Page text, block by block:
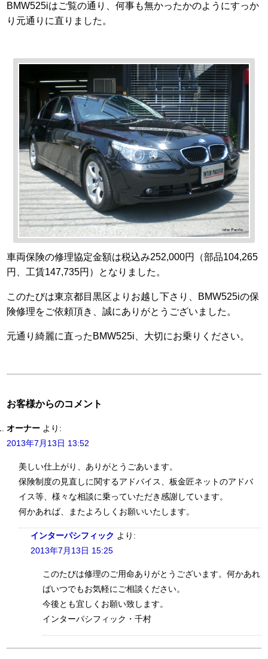
BMW525iはご覧の通り、何事も無かったかのようにすっか
り元通りに直りました。
車両保険の修理協定金額は税込み252,000円（部品104,265
円、工賃147,735円）となりました。
このたびは東京都目黒区よりお越し下さり、BMW525iの保
険修理をご依頼頂き、誠にありがとうございました。
元通り綺麗に直ったBMW525i、大切にお乗りください。
お客様からのコメント
オーナー より:
2013年7月13日 13:52
美しい仕上がり、ありがとうごあいます。
保険制度の見直しに関するアドバイス、板金匠ネットのアドバ
イス等、様々な相談に乗っていただき感謝しています。
何かあれば、またよろしくお願いいたします。
インターパシフィック より:
2013年7月13日 15:25
このたびは修理のご用命ありがとうございます。何かあれ
ばいつでもお気軽にご相談ください。
今後とも宜しくお願い致します。
インターパシフィック・千村